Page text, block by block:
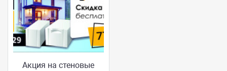
Акция на стеновые